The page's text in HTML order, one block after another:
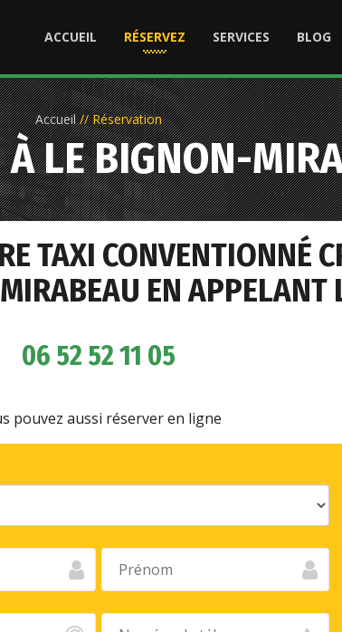
ACCUEIL RÉSERVEZ SERVICES BLOG
Accueil // Réservation
À LE BIGNON-
TAXI CONVENTIONNÉ
EN APPELANT
06 52 52 11 05
pouvez aussi réserver en ligne